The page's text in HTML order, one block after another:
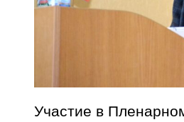
Участие в